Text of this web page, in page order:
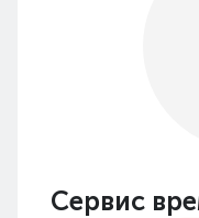
Сервис